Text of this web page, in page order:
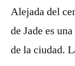
Alejada del
de Jade es
de la ciudad.